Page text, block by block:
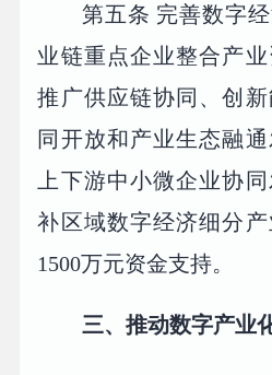
第五条 完善数字
业链重点企业整合产业
推广供应链协同、创
同开放和产业生态融
上下游中小微企业协
补区域数字经济细分
1500万元资金支持。
三、推动数字产业